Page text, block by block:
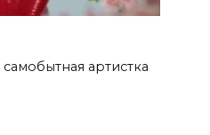
артистка